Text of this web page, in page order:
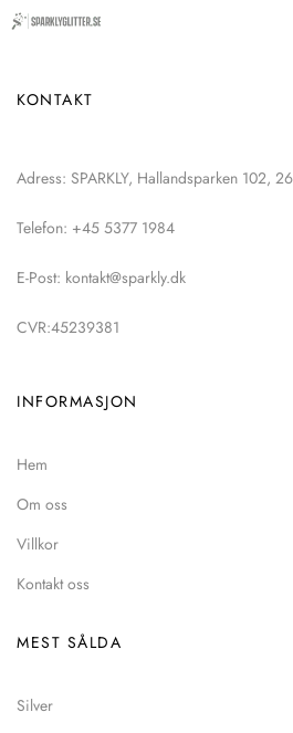
KONTAKT
Adress: SPARKLY, Hallandsparken 102,
Telefon: +45 5377 1984
E-Post: kontakt@sparkly.dk
CVR:45239381
INFORMASJON
Hem
Om oss
Villkor
Kontakt oss
MEST SÅLDA
Silver